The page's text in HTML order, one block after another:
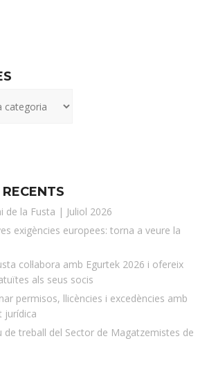
de la Fusta | Juliol 2026
exigències europees: torna a veure la
col·labora amb Egurtek 2026 i ofereix
als seus socis
permisos, llicències i excedències amb
jurídica
de treball del Sector de Magatzemistes de